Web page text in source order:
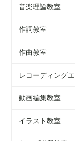
音楽理論教室
作詞教室
作曲教室
レコーディング
動画編集教室
イラスト教室